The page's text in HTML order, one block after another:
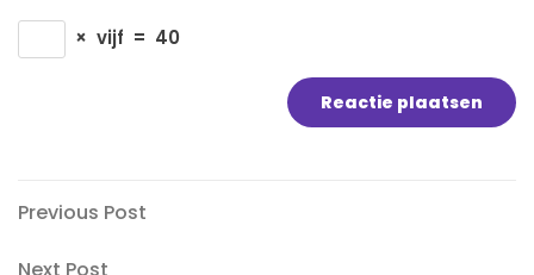
× vijf = 40
Bericht
navigatie
Previous
Previous Post
Next